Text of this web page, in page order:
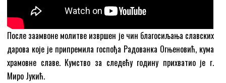
После заамвоне молитве извршен је чин благосиљања славских
дарова које је припремила госпођа Радованка Огњеновић, кума
храмовне славе. Кумство за следећу годину прихватио је г.
Миро Јукић.